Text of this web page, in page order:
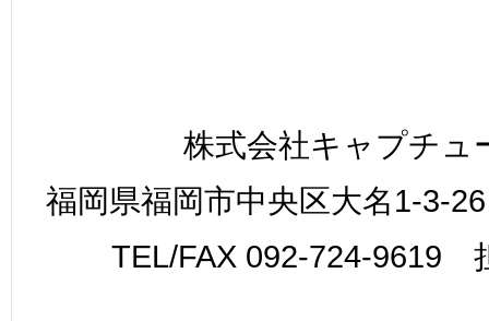
株式会社キャプチュ
福岡県福岡市中央区大名1-3-
TEL/FAX 092-724-9619